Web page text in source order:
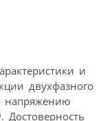
и
двухфазного
напряжению
Достоверность